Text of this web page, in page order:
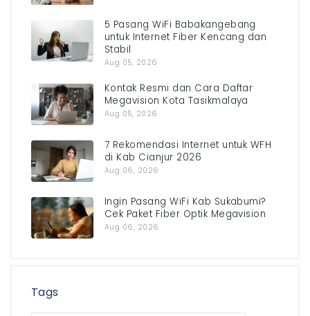
5 Pasang WiFi Babakangebang
untuk Internet Fiber Kencang dan
Stabil
Aug 05, 2026
Kontak Resmi dan Cara Daftar
Megavision Kota Tasikmalaya
Aug 05, 2026
7 Rekomendasi Internet untuk WFH
di Kab Cianjur 2026
Aug 06, 2026
Ingin Pasang WiFi Kab Sukabumi?
Cek Paket Fiber Optik Megavision
Aug 06, 2026
Tags